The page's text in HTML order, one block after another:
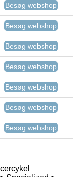
Besøg webshop
Besøg webshop
Besøg webshop
Besøg webshop
Besøg webshop
Besøg webshop
Besøg webshop